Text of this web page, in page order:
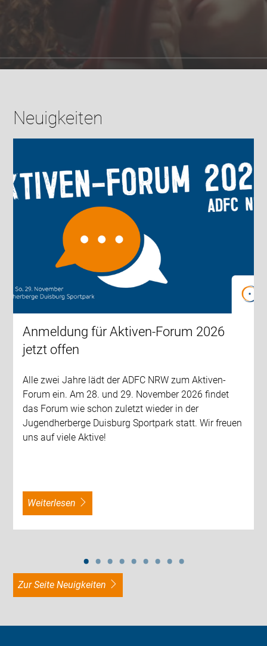
Neuigkeiten
Anmeldung für Aktiven-Forum 2026
jetzt offen
Alle zwei Jahre lädt der ADFC NRW zum Aktiven-
Forum ein. Am 28. und 29. November 2026 findet
das Forum wie schon zuletzt wieder in der
Jugendherberge Duisburg Sportpark statt. Wir freuen
uns auf viele Aktive!
weiterlesen
zur Seite Neuigkeiten